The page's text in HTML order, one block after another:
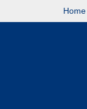
Home